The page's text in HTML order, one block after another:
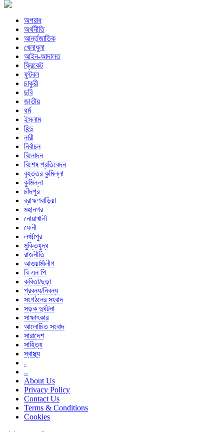
অপরাধ
অর্থনীতি
আর্ন্তজাতিক
খেলাধুলা
আইন-আদালত
ক্রিকেট
ফুটবল
চাকুরী
ছবি
জাতীয়
ধর্ম
ইসলাম
হিন্দু
নারী
নির্বাচন
বিনোদন
বিশেষ প্রতিবেদন
বৃহত্তর কুমিল্লা
কুমিল্লা
চাঁদপুর
ব্রাহ্মণবাড়িয়া
মহানগর
নোয়াখালী
ফেনী
লক্ষ্মীপুর
মুক্তিযুদ্ধ
রাজনীতি
আওয়ামীলীগ
বি এন পি
কবিতা/ছড়া
প্রবন্ধ/নিবন্ধ
সংগঠনের সংবাদ
সড়ক দুর্ঘটনা
সাক্ষাৎকার
আলোচিত সংবাদ
সারাদেশ
সাহিত্য
স্বাস্থ্য
.
..
About Us
Privacy Policy
Contact Us
Terms & Conditions
Cookies